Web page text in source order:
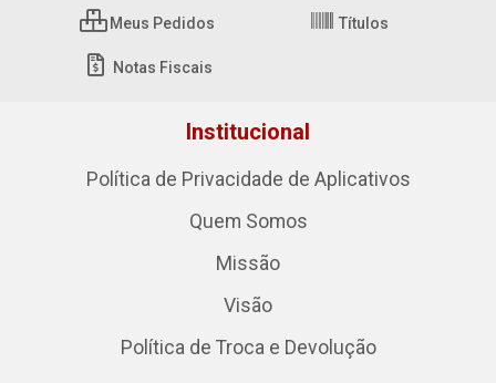
Meus Pedidos Títulos
Notas Fiscais
Institucional
Política de Privacidade de Aplicativos
Quem Somos
Missão
Visão
Política de Troca e Devolução